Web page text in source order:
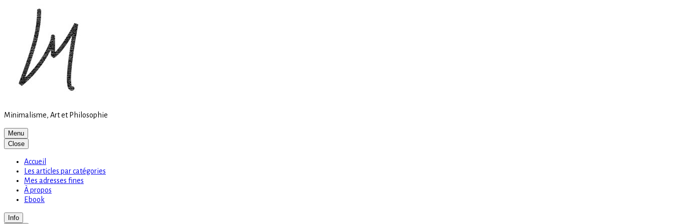
Minimalisme, Art et Philosophie
Menu
Close
Accueil
Les articles par catégories
Mes adresses fines
À propos
Ebook
Info